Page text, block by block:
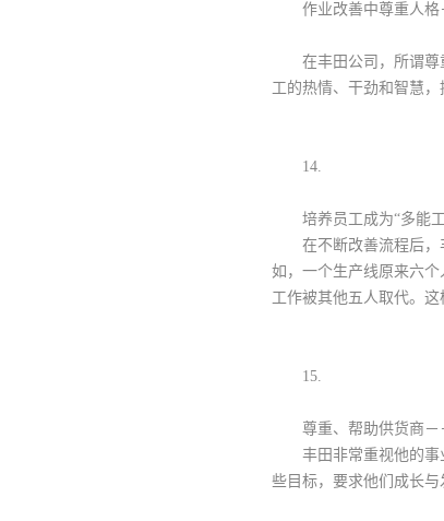
作业改善中尊重人
在丰田公司，所谓
工的热情、干劲和智慧，
14.
培养员工成为“多能
在不断改善流程后
如，一个生产线原来六
工作被其他五人取代。这
15.
尊重、帮助供货商
丰田非常重视他的
些目标，要求他们成长与